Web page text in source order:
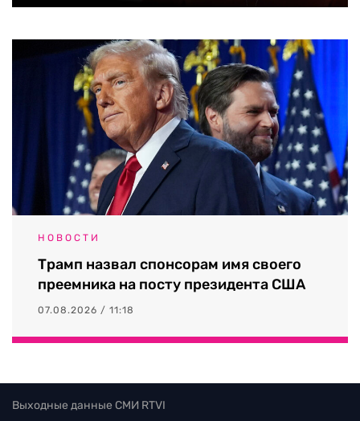
НОВОСТИ
Трамп назвал спонсорам имя своего
преемника на посту президента США
07.08.2026 / 11:18
Выходные данные СМИ RTVI